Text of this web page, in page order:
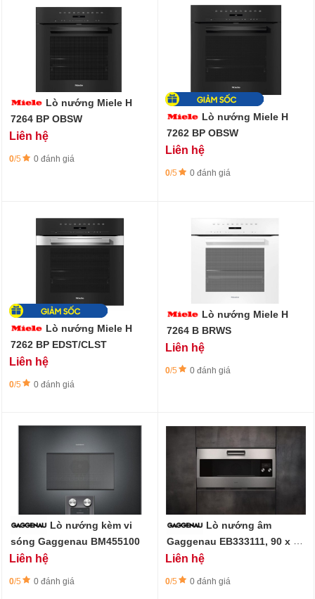
Lò nướng Miele H
7264 BP OBSW
Liên hệ
0/5 0 đánh giá
Lò nướng Miele H
7262 BP OBSW
Liên hệ
0/5 0 đánh giá
Lò nướng Miele H
7262 BP EDST/CLST
Liên hệ
0/5 0 đánh giá
Lò nướng Miele H
7264 B BRWS
Liên hệ
0/5 0 đánh giá
Lò nướng kèm vi
sóng Gaggenau BM455100
Liên hệ
0/5 0 đánh giá
Lò nướng âm
Gaggenau EB333111, 90 x 48
cm, thép không gỉ
Liên hệ
0/5 0 đánh giá